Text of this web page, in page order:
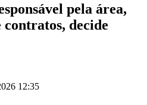
pela área,
contratos, decide
12:35